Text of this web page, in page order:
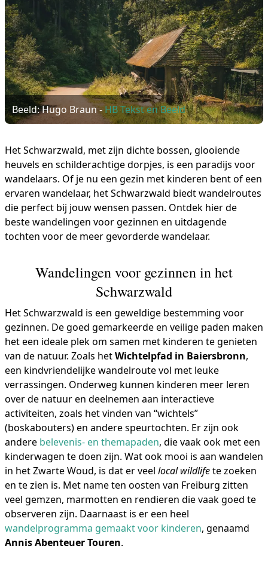
Beeld: Hugo Braun -HB Tekst en Beeld
Het Schwarzwald, met zijn dichte bossen, glooiende
heuvels en schilderachtige dorpjes, is een paradijs voor
wandelaars. Of je nu een gezin met kinderen bent of een
ervaren wandelaar, het Schwarzwald biedt wandelroutes
die perfect bij jouw wensen passen. Ontdek hier de
beste wandelingen voor gezinnen en uitdagende
tochten voor de meer gevorderde wandelaar.
Wandelingen voor gezinnen in het
Schwarzwald
Het Schwarzwald is een geweldige bestemming voor
gezinnen. De goed gemarkeerde en veilige paden maken
het een ideale plek om samen met kinderen te genieten
van de natuur. Zoals hetWichtelpfad in Baiersbronn,
een kindvriendelijke wandelroute vol met leuke
verrassingen. Onderweg kunnen kinderen meer leren
over de natuur en deelnemen aan interactieve
activiteiten, zoals het vinden van “wichtels”
(boskabouters) en andere speurtochten. Er zijn ook
andere belevenis- en themapaden, die vaak ook met een
kinderwagen te doen zijn. Wat ook mooi is aan wandelen
in het Zwarte Woud, is dat er veel local wildlifete zoeken
en te zien is. Met name ten oosten van Freiburg zitten
veel gemzen, marmotten en rendieren die vaak goed te
observeren zijn. Daarnaast is er een heel
wandelprogramma gemaakt voor kinderen, genaamd
Annis Abenteuer Touren.